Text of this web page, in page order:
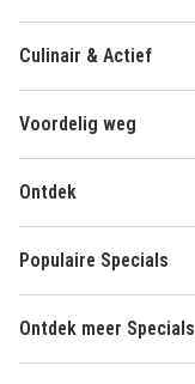
Culinair & Actief
Voordelig weg
Ontdek
Populaire Specials
Ontdek meer Specials